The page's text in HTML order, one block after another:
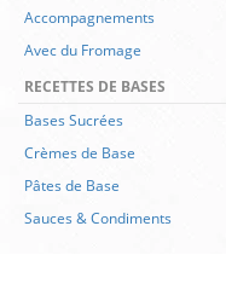
Accompagnements
Avec du Fromage
RECETTES DE BASES
Bases Sucrées
Crèmes de Base
Pâtes de Base
Sauces & Condiments